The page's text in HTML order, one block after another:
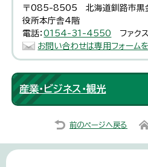
〒085-8505 北海道釧路市黒
役所本庁舎4階
電話：0154-31-4550
ファク
お問い合わせは専用フォーム
産業・ビジネス・観光
前のページへ戻る